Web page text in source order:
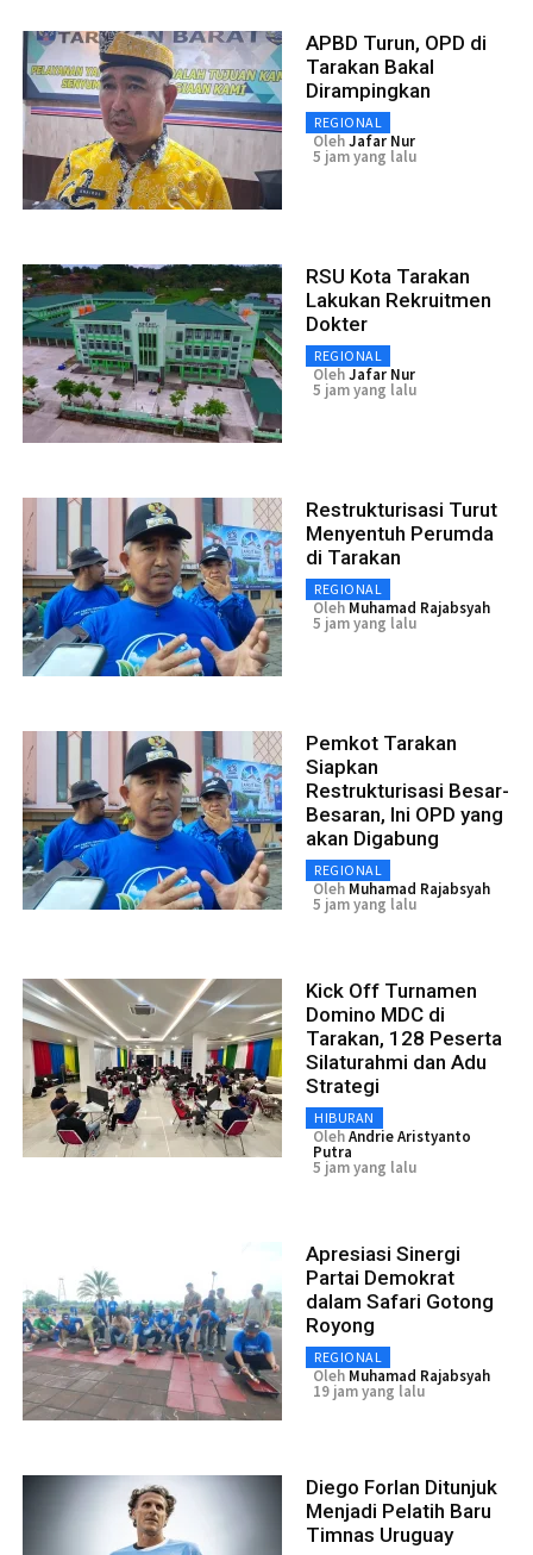
APBD Turun, OPD di
Tarakan Bakal
Dirampingkan
REGIONAL
OlehJafar Nur
5 jam yang lalu
RSU Kota Tarakan
Lakukan Rekruitmen
Dokter
REGIONAL
OlehJafar Nur
5 jam yang lalu
Restrukturisasi Turut
Menyentuh Perumda
di Tarakan
REGIONAL
Oleh Muhamad Rajabsyah
5 jam yang lalu
Pemkot Tarakan
Siapkan
Restrukturisasi Besar-
Besaran, Ini OPD yang
akan Digabung
REGIONAL
Oleh Muhamad Rajabsyah
5 jam yang lalu
Kick Off Turnamen
Domino MDC di
Tarakan, 128 Peserta
Silaturahmi dan Adu
Strategi
HIBURAN
OlehAndrie Aristyanto
Putra
5 jam yang lalu
Apresiasi Sinergi
Partai Demokrat
dalam Safari Gotong
Royong
REGIONAL
Oleh Muhamad Rajabsyah
19 jam yang lalu
Diego Forlan Ditunjuk
Menjadi Pelatih Baru
Timnas Uruguay